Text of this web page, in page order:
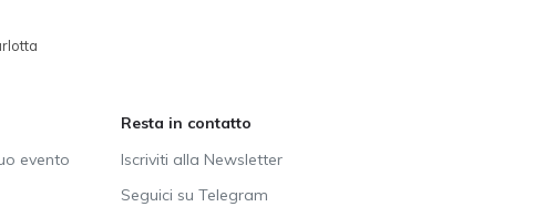
evento
Resta in contatto
Iscriviti alla Newsletter
Seguici su Telegram